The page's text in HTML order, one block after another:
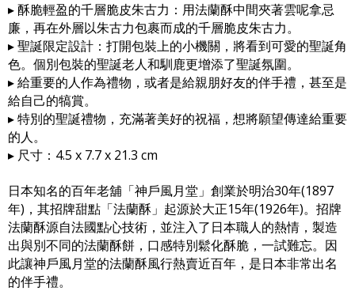
▸ 酥脆輕盈的千層脆皮朱古力：用法蘭酥中間夾著雲呢拿忌
廉，再在外層以朱古力包裹而成的千層脆皮朱古力。
▸ 聖誕限定設計：打開包裝上的小機關，將看到可愛的聖誕角
色。個別包裝的聖誕老人和馴鹿更增添了聖誕氛圍。
▸ 給重要的人作為禮物，或者是給親朋好友的伴手禮，甚至是
給自己的犒賞。
▸ 特別的聖誕禮物，充滿著美好的祝福，想將願望傳達給重要
的人。
▸ 尺寸：4.5 x 7.7 x 21.3 cm
日本知名的百年老舖「神戶風月堂」創業於明治30年(1897
年)，其招牌甜點「法蘭酥」起源於大正15年(1926年)。招牌
法蘭酥源自法國點心技術，並注入了日本職人的熱情，製造
出與別不同的法蘭酥餅，口感特別鬆化酥脆，一試難忘。因
此讓神戶風月堂的法蘭酥風行熱賣近百年，是日本非常出名
的伴手禮。